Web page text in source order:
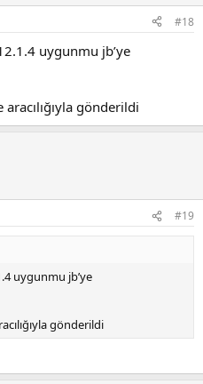
#18
uygunmu jb’ye
gönderildi
#19
uygunmu jb’ye
gönderildi